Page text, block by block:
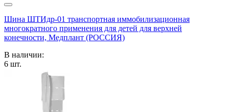
Шина ШТИдр-01 транспортная иммобилизационная
многократного применения для детей для верхней
конечности, Медплант (РОССИЯ)
В наличии:
6 шт.